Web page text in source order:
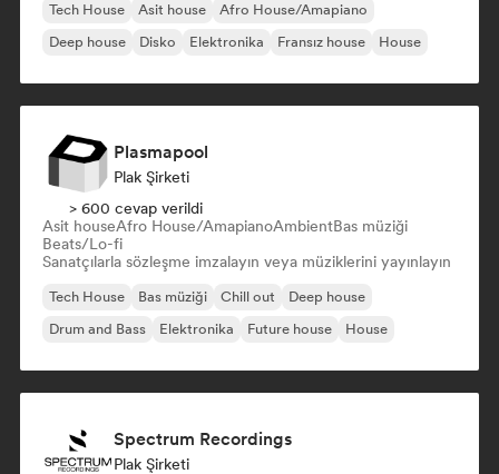
Tech House Asit house
Afro House/Amapiano
Deep house
Disko Elektronika Fransız house House
Plasmapool
Plak Şirketi
> 600 cevap verildi
Asit houseAfro House/AmapianoAmbientBas müziği
Beats/Lo-fi
Sanatçılarla sözleşme imzalayın veya müziklerini yayınlayın
Tech House Bas müziği Chill out
Deep house
Drum and Bass
Elektronika Future house House
Spectrum Recordings
Plak Şirketi